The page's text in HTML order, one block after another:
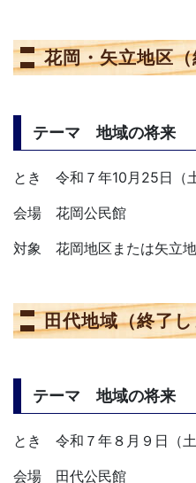
花岡・矢立地区
テーマ 地域の将来
とき 令和７年10月25日（
会場 花岡公民館
対象 花岡地区または矢立
田代地域（終了
テーマ 地域の将来
とき 令和７年８月９日（
会場 田代公民館